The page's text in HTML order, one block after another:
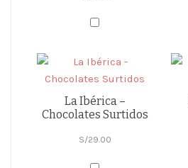
La Ibérica –
Chocolates Surtidos
S/29.00